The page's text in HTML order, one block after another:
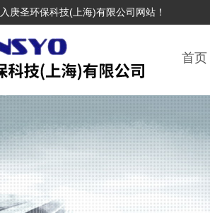
庚圣环保科技(上海)有限公司网站！
首页